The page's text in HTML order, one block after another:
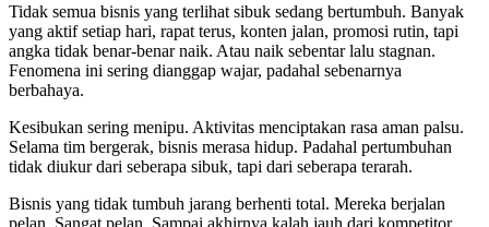
Tidak semua bisnis yang terlihat sibuk sedang bertumbuh. Banyak
yang aktif setiap hari, rapat terus, konten jalan, promosi rutin, tapi
angka tidak benar-benar naik. Atau naik sebentar lalu stagnan.
Fenomena ini sering dianggap wajar, padahal sebenarnya
berbahaya.
Kesibukan sering menipu. Aktivitas menciptakan rasa aman palsu.
Selama tim bergerak, bisnis merasa hidup. Padahal pertumbuhan
tidak diukur dari seberapa sibuk, tapi dari seberapa terarah.
Bisnis yang tidak tumbuh jarang berhenti total. Mereka berjalan
pelan. Sangat pelan. Sampai akhirnya kalah jauh dari kompetitor